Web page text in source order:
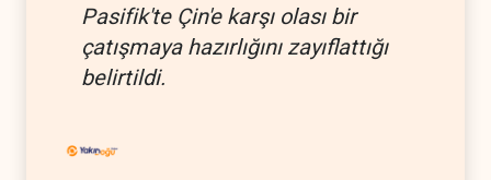
Pasifik'te Çin'e karşı olası bir
çatışmaya hazırlığını zayıflattığı
belirtildi.